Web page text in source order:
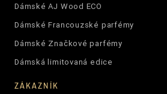
Dámské AJ Wood ECO
Dámské Francouzské parfémy
Dámské Značkové parfémy
Dámská limitovaná edice
ZÁKAZNÍK